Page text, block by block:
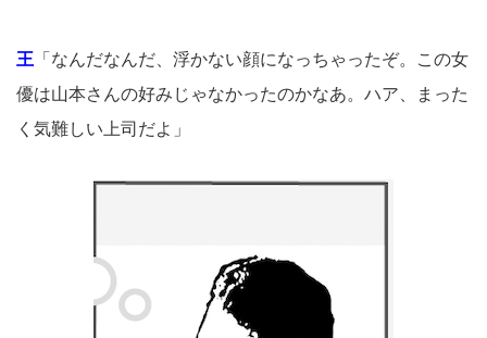
王 「なんだなんだ、浮かない顔になっちゃったぞ。この女
優は山本さんの好みじゃなかったのかなあ。ハア、まった
く気難しい上司だよ」